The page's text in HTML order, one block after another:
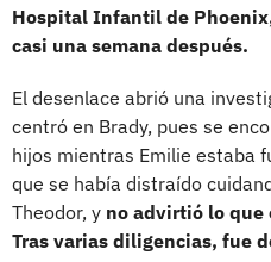
Hospital Infantil de
casi una semana después.
El desenlace abrió una
centró en Brady, pues se
hijos mientras Emilie estaba
que se había distraído
Theodor, y no advirtió lo que
Tras varias diligencias, fue